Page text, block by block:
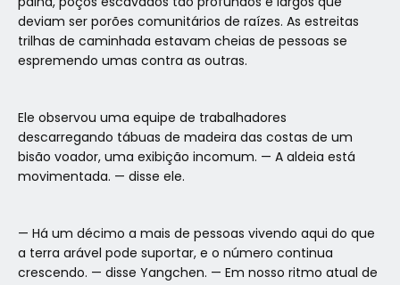
deviam ser porões comunitários de raízes. As estreitas
trilhas de caminhada estavam cheias de pessoas se
espremendo umas contra as outras.
Ele observou uma equipe de trabalhadores
descarregando tábuas de madeira das costas de um
bisão voador, uma exibição incomum. — A aldeia está
movimentada. — disse ele.
— Há um décimo a mais de pessoas vivendo aqui do que
a terra arável pode suportar, e o número continua
crescendo. — disse Yangchen. — Em nosso ritmo atual de